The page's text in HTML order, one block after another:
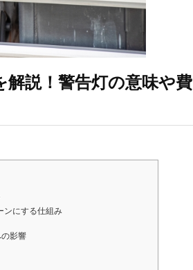
解説！警告灯の意味や費
ンにする仕組み
影響